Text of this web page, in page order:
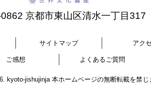
京都市東山区清水一丁目317
サイトマップ アク
ご感想 よくあるご質問
kyoto-jishujinja 本ホームページの無断転載を禁じ